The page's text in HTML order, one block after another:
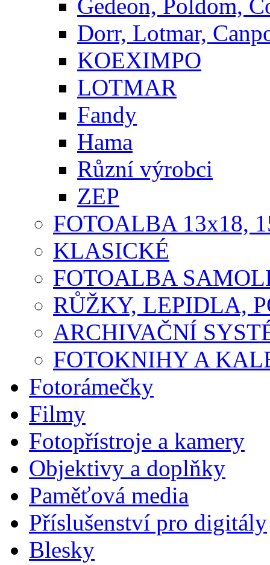
Gedeon, Poldom,
Dorr, Lotmar,
KOEXIMPO
LOTMAR
Fandy
Hama
Různí výrobci
ZEP
FOTOALBA 13x18,
KLASICKÉ
FOTOALBA
RŮŽKY, LEPIDLA,
ARCHIVAČNÍ
FOTOKNIHY A
Fotorámečky
Filmy
Fotopřístroje a kamery
Objektivy a doplňky
Paměťová media
Příslušenství pro digitály
Blesky